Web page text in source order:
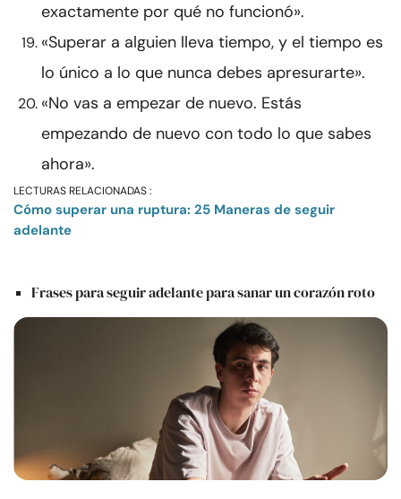
exactamente por qué no funcionó».
«Superar a alguien lleva tiempo, y el tiempo es
lo único a lo que nunca debes apresurarte».
«No vas a empezar de nuevo. Estás
empezando de nuevo con todo lo que sabes
ahora».
LECTURAS RELACIONADAS :
Cómo superar una ruptura: 25 Maneras de seguir
adelante
Frases para seguir adelante para sanar un corazón roto